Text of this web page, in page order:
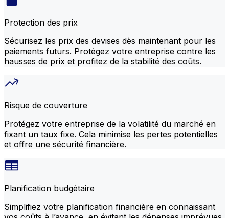
Protection des prix
Sécurisez les prix des devises dès maintenant pour les
paiements futurs. Protégez votre entreprise contre les
hausses de prix et profitez de la stabilité des coûts.
Risque de couverture
Protégez votre entreprise de la volatilité du marché en
fixant un taux fixe. Cela minimise les pertes potentielles
et offre une sécurité financière.
Planification budgétaire
Simplifiez votre planification financière en connaissant